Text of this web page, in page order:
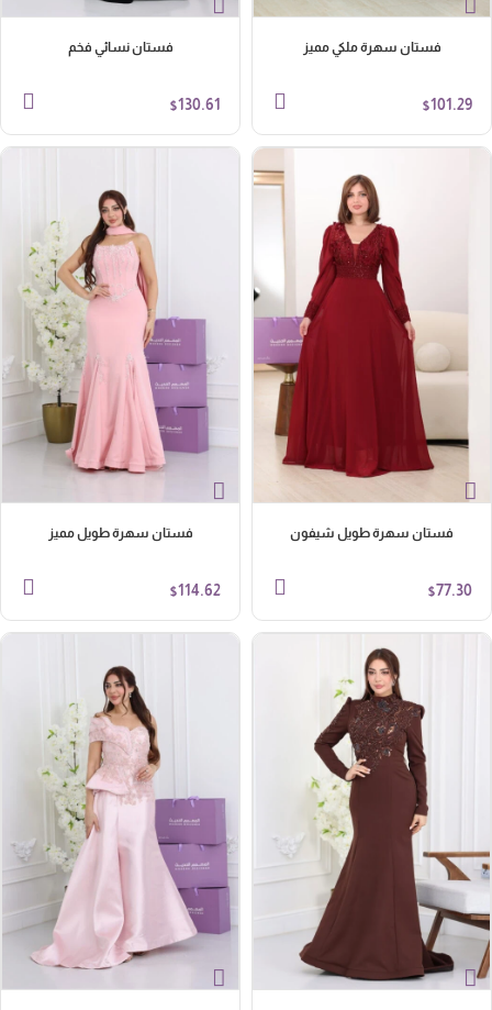
فستان سهرة ملكي مميز
$101.29
فستان نسائي فخم
$130.61
فستان سهرة طويل شيفون
$77.30
فستان سهرة طويل مميز
$114.62